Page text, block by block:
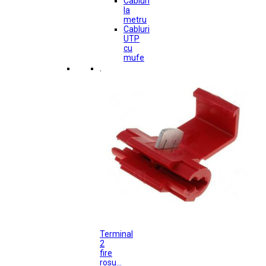
la
metru
Cabluri
UTP
cu
mufe
.
Terminal
2
fire
rosu...